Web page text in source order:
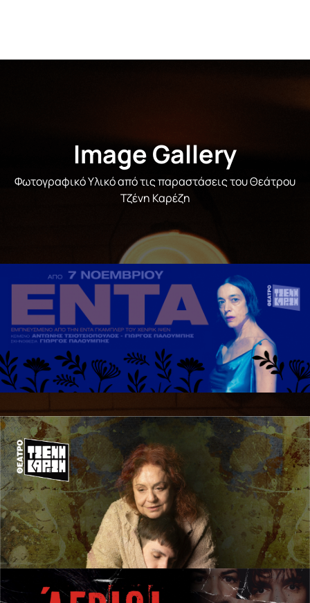
Image Gallery
Φωτογραφικό Υλικό από τις παραστάσεις του Θεάτρου
Τζένη Καρέζη